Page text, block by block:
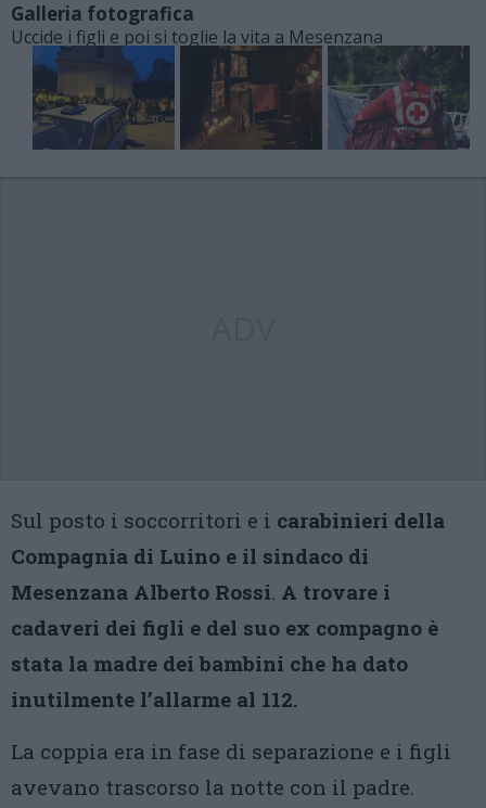
Galleria fotografica
Uccide i figli e poi si toglie la vita a Mesenzana
Sul posto i soccorritori e i carabinieri della
Compagnia di Luino e il sindaco di
Mesenzana Alberto Rossi. A trovare i
cadaveri dei figli e del suo ex compagno è
stata la madre dei bambini che ha dato
inutilmente l’allarme al 112.
La coppia era in fase di separazione e i figli
avevano trascorso la notte con il padre.